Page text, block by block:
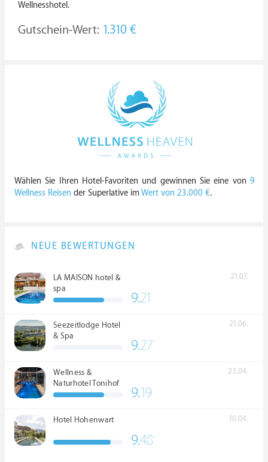
Wellnesshotel.
Gutschein-Wert: 1.310 €
Wählen Sie Ihren Hotel-Favoriten und gewinnen Sie eine von 9
Wellness Reisen der Superlative imWert von 23.000 €.
NEUE BEWERTUNGEN
LA MAISON hotel &
spa
21.07.
9.21
Seezeitlodge Hotel
& Spa
21.06.
9.27
Wellness &
Naturhotel Tonihof
****S
23.04.
9.19
Hotel Hohenwart 10.04.
9.48